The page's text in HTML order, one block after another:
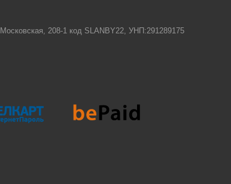
208-1 код SLANBY22, УНП:291289175